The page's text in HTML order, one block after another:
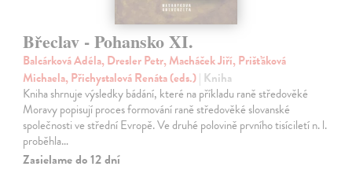
Břeclav - Pohansko XI.
Balcárková Adéla, Dresler Petr, Macháček Jiří, Prišťáková
Michaela, Přichystalová Renáta (eds.)| Kniha
Kniha shrnuje výsledky bádání, které na příkladu raně středověké
Moravy popisují proces formování raně středověké slovanské
společnosti ve střední Evropě. Ve druhé polovině prvního tisíciletí n. l.
proběhla…
Zasielame do 12 dní